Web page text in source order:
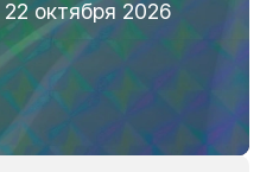
октября 2026